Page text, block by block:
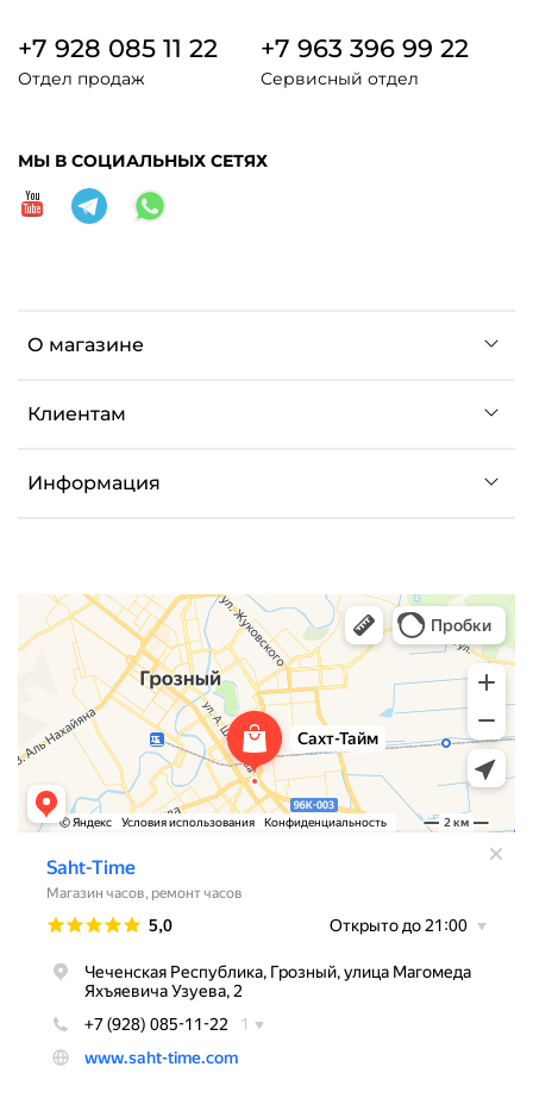
О магазине
Клиентам
Информация
+7 928 085 11 22
Отдел продаж
+7 963 396 99 22
Сервисный отдел
МЫ В СОЦИАЛЬНЫХ СЕТЯХ